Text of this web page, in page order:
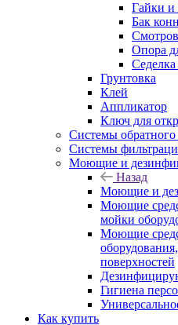
Гайки и
Бак
Опора
Грунтовка
Клей
Аппликатор
Ключ для
Системы обратного
Системы
Моющие и
Назад
Моющие и
Моющие
мойки
Моющие
поверхностей
Гигиена
Как купить